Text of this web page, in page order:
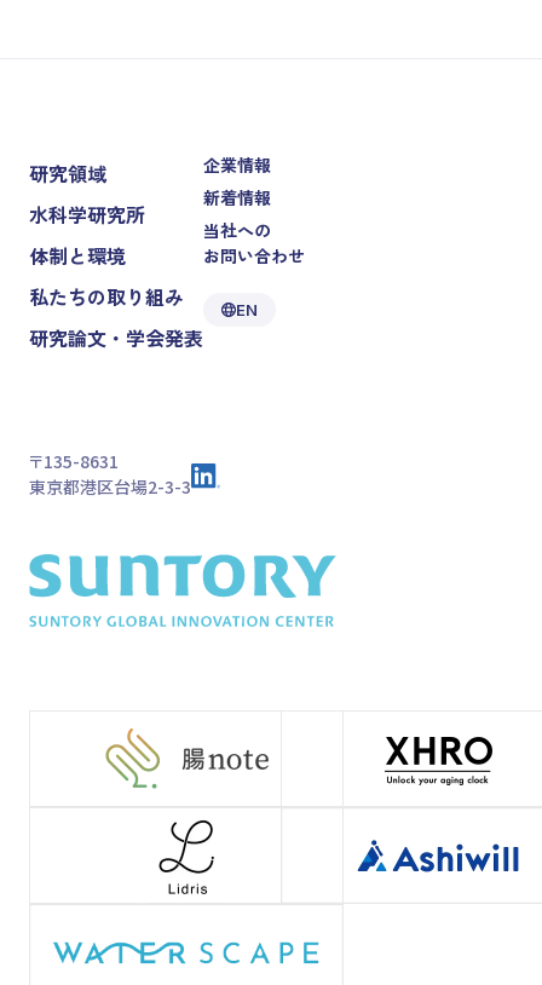
研究領域
水科学研究所
体制と環境
私たちの取り組み
研究論文・学会発表
企業情報
新着情報
当社への
お問い合わせ
EN
〒135-8631
東京都港区台場2-3-3